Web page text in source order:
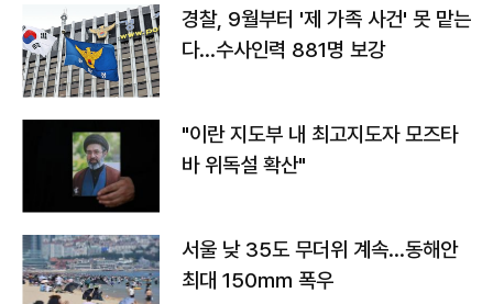
경찰, 9월부터 '제 가족 사건' 못 맡는
다…수사인력 881명 보강
"이란 지도부 내 최고지도자 모즈타
바 위독설 확산"
서울 낮 35도 무더위 계속…동해안
최대 150㎜ 폭우